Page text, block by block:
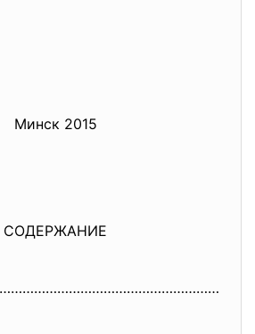
Минск 2015
СОДЕРЖАНИЕ